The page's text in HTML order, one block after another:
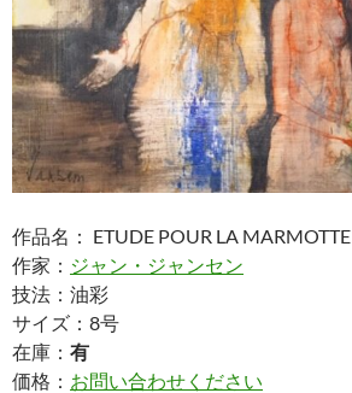
作品名： ETUDE POUR LA MARMOTTE
作家： ジャン・ジャンセン
技法：油彩
サイズ：8号
在庫： 有
価格： お問い合わせください